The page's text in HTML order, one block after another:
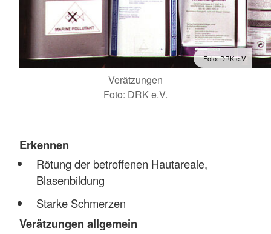
Foto: DRK e.V.
Verätzungen
Foto: DRK e.V.
Erkennen
Rötung der betroffenen Hautareale,
Blasenbildung
Starke Schmerzen
Verätzungen allgemein